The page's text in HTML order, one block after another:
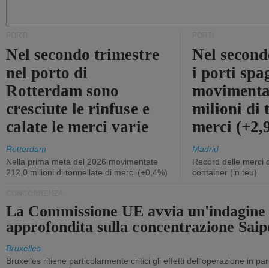
Nel secondo trimestre
nel porto di
Rotterdam sono
cresciute le rinfuse e
calate le merci varie
Rotterdam
Nella prima metà del 2026 movimentate
212,0 milioni di tonnellate di merci (+0,4%)
Nel
i porti
milioni di
merci
Madrid
Record delle merci
container (in teu)
La Commissione UE avvia un'indagine
approfondita sulla concentrazione
Bruxelles
Bruxelles ritiene particolarmente critici gli effetti dell'operazione in